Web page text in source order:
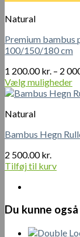
Natural
Premium
100/150/180 cm
1 200.00kr. – 2
Vælg muligheder
Dette
har
varianter.
kan
vælges
Natural
Bambus Hegn
2 500.00kr.
Tilføj til kurv
Du kunne